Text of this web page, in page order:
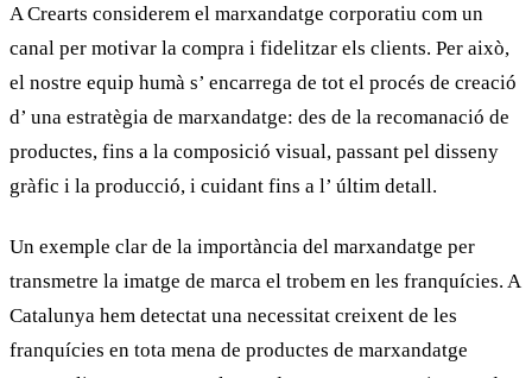
A Crearts considerem el marxandatge corporatiu com un
canal per motivar la compra i fidelitzar els clients. Per això,
el nostre equip humà s’ encarrega de tot el procés de creació
d’ una estratègia de marxandatge: des de la recomanació de
productes, fins a la composició visual, passant pel disseny
gràfic i la producció, i cuidant fins a l’ últim detall.
Un exemple clar de la importància del marxandatge per
transmetre la imatge de marca el trobem en les franquícies. A
Catalunya hem detectat una necessitat creixent de les
franquícies en tota mena de productes de marxandatge